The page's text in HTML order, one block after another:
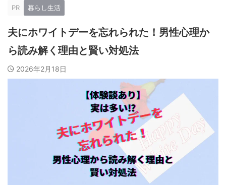
PR 暮らし生活
夫にホワイトデーを忘れられた！男性心理か
ら読み解く理由と賢い対処法
2026年2月18日